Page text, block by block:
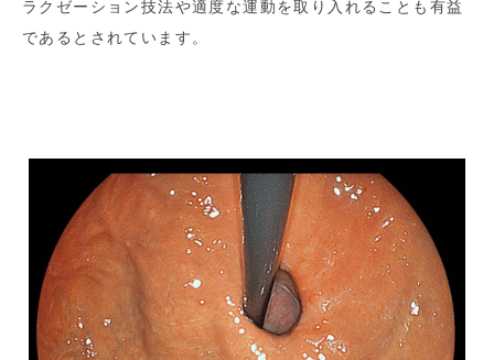
ラクゼーション技法や適度な運動を取り入れることも有益
であるとされています。